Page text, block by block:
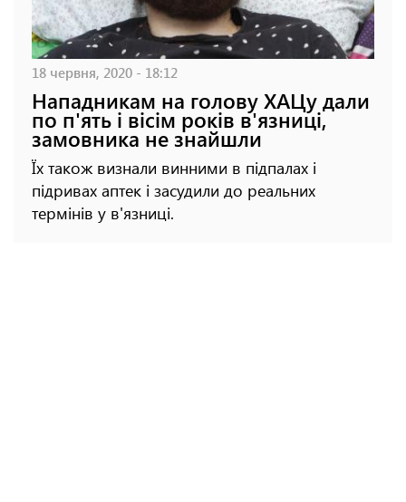
18 червня, 2020 - 18:12
Нападникам на голову ХАЦу дали
по п'ять і вісім років в'язниці,
замовника не знайшли
Їх також визнали винними в підпалах і
підривах аптек і засудили до реальних
термінів у в'язниці.